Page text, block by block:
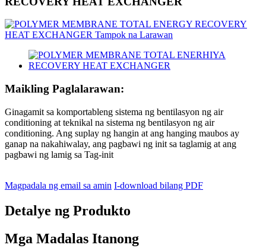
Maikling Paglalarawan:
Ginagamit sa komportableng sistema ng bentilasyon ng air
conditioning at teknikal na sistema ng bentilasyon ng air
conditioning. Ang suplay ng hangin at ang hanging maubos ay
ganap na nakahiwalay, ang pagbawi ng init sa taglamig at ang
pagbawi ng lamig sa Tag-init
Magpadala ng email sa amin I-download bilang PDF
Detalye ng Produkto
Mga Madalas Itanong